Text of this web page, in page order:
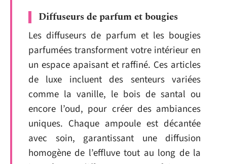
Diffuseurs de parfum et bougies
Les diffuseurs de parfum et les bougies
parfumées transforment votre intérieur en
un espace apaisant et raffiné. Ces articles
de luxe incluent des senteurs variées
comme la vanille, le bois de santal ou
encore l’oud, pour créer des ambiances
uniques. Chaque ampoule est décantée
avec soin, garantissant une diffusion
homogène de l’effluve tout au long de la